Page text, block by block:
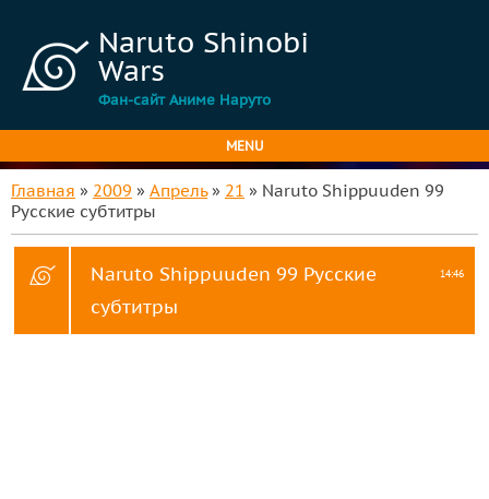
Naruto Shinobi
Wars
Фан-сайт Аниме Наруто
MENU
Главная » 2009 » Апрель » 21 » Naruto Shippuuden 99
Русские субтитры
14:46
Naruto Shippuuden 99 Русские
субтитры